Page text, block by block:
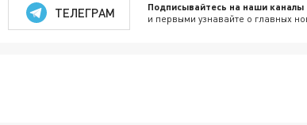
ТЕЛЕГРАМ Подписывайтесь на наши каналы
и первыми узнавайте о главных